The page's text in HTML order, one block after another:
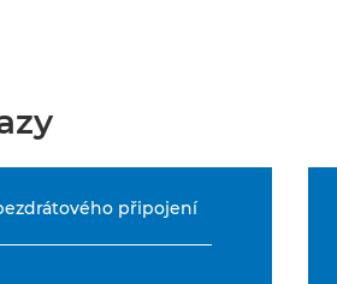
připojení